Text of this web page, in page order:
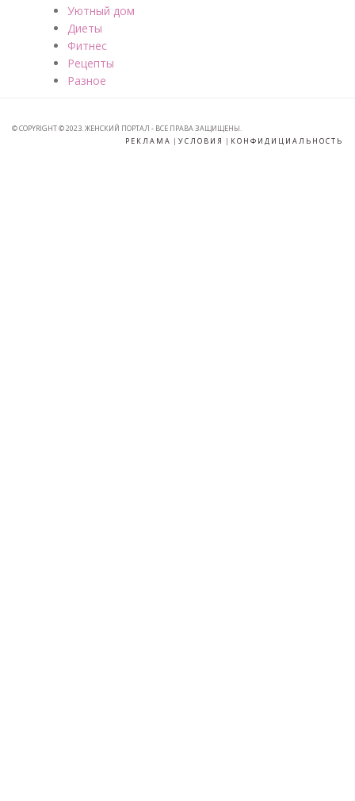
Уютный дом
Диеты
Фитнес
Рецепты
Разное
© COPYRIGHT © 2023. ЖЕНСКИЙ ПОРТАЛ - ВСЕ ПРАВА ЗАЩИЩЕНЫ.
РЕКЛАМА | УСЛОВИЯ | КОНФИДИЦИАЛЬНОСТЬ